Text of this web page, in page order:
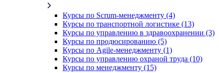
Курсы по Scrum-менеджменту (4)
Курсы по транспортной логистике (13)
Курсы по управлению в здравоохранении (3)
Курсы по продюсированию (5)
Курсы по Agile-менеджменту (1)
Курсы по управлению охраной труда (10)
Курсы по менеджменту (15)